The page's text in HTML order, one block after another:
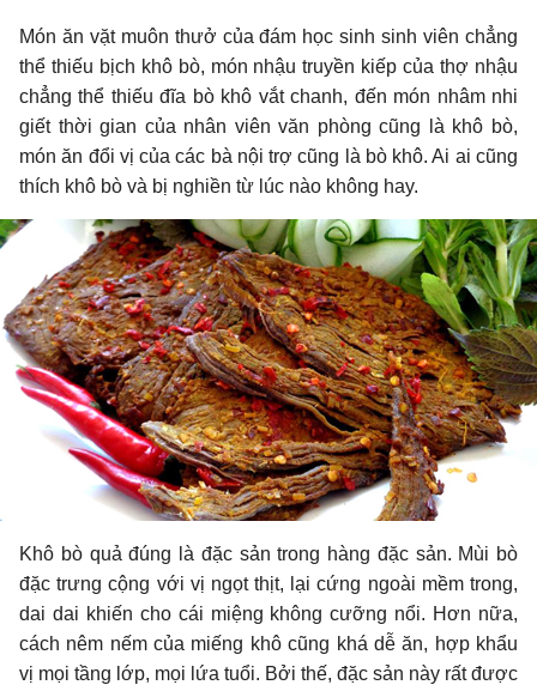
Món ăn vặt muôn thưở của đám học sinh sinh viên chẳng
thể thiếu bịch khô bò, món nhậu truyền kiếp của thợ nhậu
chẳng thể thiếu đĩa bò khô vắt chanh, đến món nhâm nhi
giết thời gian của nhân viên văn phòng cũng là khô bò,
món ăn đổi vị của các bà nội trợ cũng là bò khô. Ai ai cũng
thích khô bò và bị nghiền từ lúc nào không hay.
Khô bò quả đúng là đặc sản trong hàng đặc sản. Mùi bò
đặc trưng cộng với vị ngọt thịt, lại cứng ngoài mềm trong,
dai dai khiến cho cái miệng không cưỡng nổi. Hơn nữa,
cách nêm nếm của miếng khô cũng khá dễ ăn, hợp khẩu
vị mọi tầng lớp, mọi lứa tuổi. Bởi thế, đặc sản này rất được